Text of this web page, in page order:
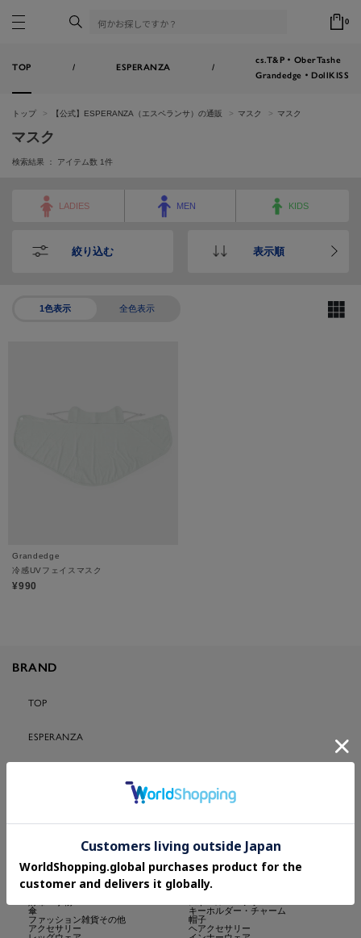
0
TOP / ESPERANZA /
cs.T&P・OberTashe
Grandedge・DollKISS
トップ 【公式】ESPERANZA（エスペランサ）の通販 マスク マスク
マスク
検索結果 ： アイテム数 1件
LADIES MEN KIDS
絞り込む 表示順
1色表示 全色表示
Grandedge
冷感UVフェイスマスク
¥990
BRAND
TOP
ESPERANZA
パンプス
フラットシューズ
サンダル・ミュール
ショートブーツ
ロングブーツ
レインシューズ
トートバッグ
ショルダーバッグ
リュック
傘
キーホルダー・チャーム
ファッション雑貨その他
帽子
アクセサリー
ヘアクセサリー